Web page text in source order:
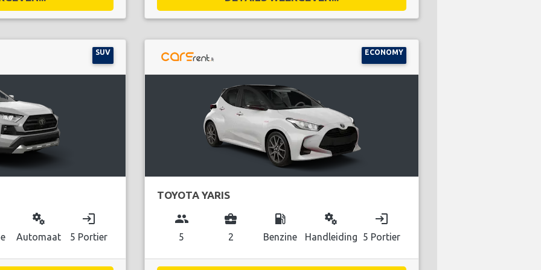
SUV
miscellaneous_services
Automaat
login
5 Portier
ECONOMY
TOYOTA YARIS
group
5
business_center
2
local_gas_station
Benzine
miscellaneous_services
Handleiding
login
5 Portier